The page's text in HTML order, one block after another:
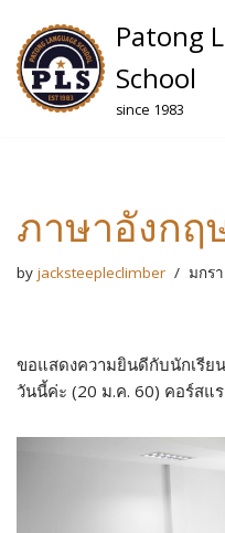
Skip
to
content
Patong
School
since 1983
ภาษาอังกฤ
by jacksteepleclimber มกร
ขอแสดงความยินดีกับนักเรีย
วันนี้ค่ะ (20 ม.ค. 60) คอร์สแ